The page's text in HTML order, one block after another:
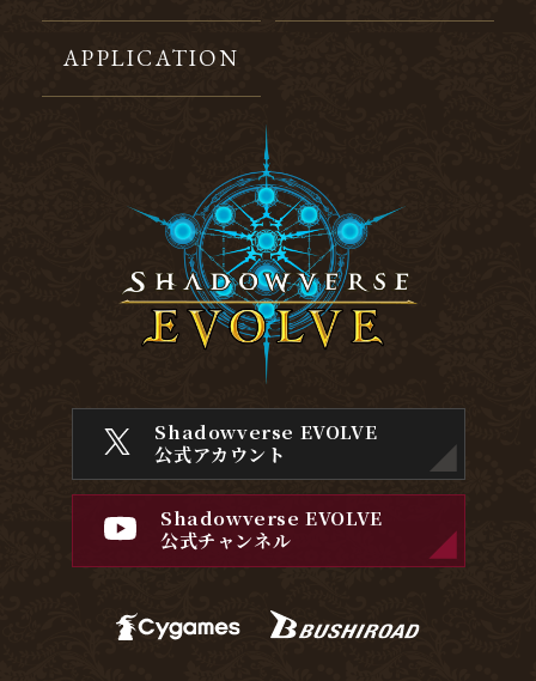
APPLICATION
Shadowverse EVOLVE
公式アカウント
Shadowverse EVOLVE
公式チャンネル